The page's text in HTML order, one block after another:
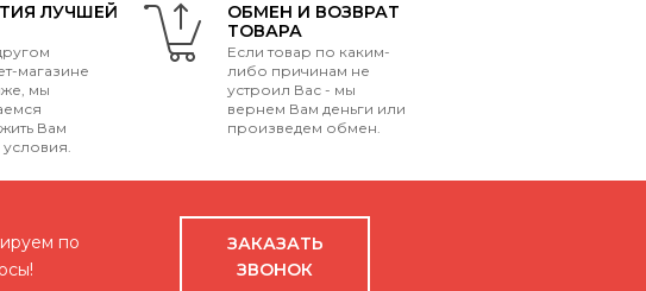
ЛУЧШЕЙ
магазине
мы
Вам
ОБМЕН И ВОЗВРАТ
ТОВАРА
Если товар по каким-
либо причинам не
устроил Вас - мы
вернем Вам деньги или
произведем обмен.
по
ЗАКАЗАТЬ
ЗВОНОК